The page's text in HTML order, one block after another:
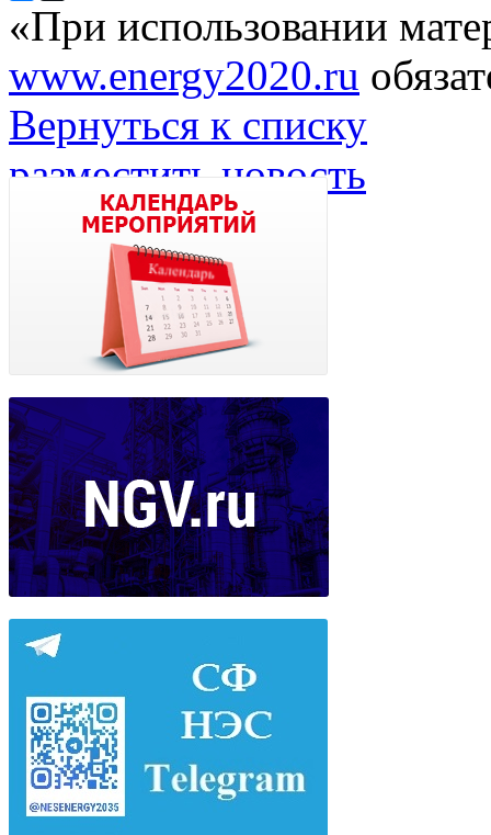
«При использовании
www.energy2020.ru
Вернуться к списку
разместить новость